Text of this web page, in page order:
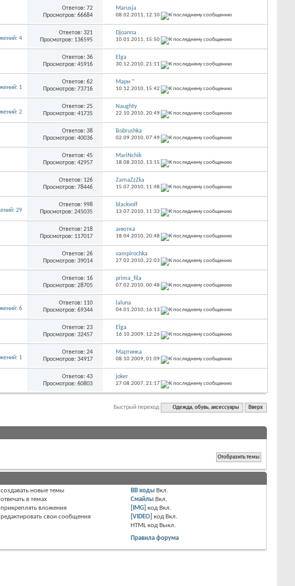
Ответов: 72
Просмотров: 66684
Marusja
08.02.2011, 12:10
Ответов: 321
Просмотров: 136595
Djoanna
10.01.2011, 15:50
Ответов: 36
Просмотров: 45916
Elga
30.12.2010, 21:11
Ответов: 62
Просмотров: 73716
Мари *
10.12.2010, 15:42
Ответов: 25
Просмотров: 41735
Naughty
22.10.2010, 20:49
Ответов: 38
Просмотров: 40036
Bobrushka
02.09.2010, 07:49
Ответов: 45
Просмотров: 42957
MariNchik
18.08.2010, 13:15
Ответов: 126
Просмотров: 78446
ZamaZzZka
15.07.2010, 11:48
Ответов: 998
Просмотров: 245035
blackvolf
13.07.2010, 11:33
Ответов: 218
Просмотров: 117017
анютка
18.04.2010, 20:48
Ответов: 26
Просмотров: 39014
vampirochka
27.02.2010, 22:03
Ответов: 16
Просмотров: 28705
prima_fila
07.02.2010, 00:48
Ответов: 110
Просмотров: 69344
laluna
04.01.2010, 16:13
Ответов: 23
Просмотров: 32457
Elga
16.10.2009, 12:26
Ответов: 24
Просмотров: 34917
Мартинка
08.10.2009, 01:09
Ответов: 43
Просмотров: 60803
joker
27.08.2007, 21:17
Быстрый переход Одежда, обувь, аксессуары Вверх
создавать новые темы
отвечать в темах
прикреплять вложения
редактировать свои сообщения
BB коды Вкл.
Смайлы Вкл.
[IMG] код Вкл.
[VIDEO] код Вкл.
HTML код Выкл.
Правила форума